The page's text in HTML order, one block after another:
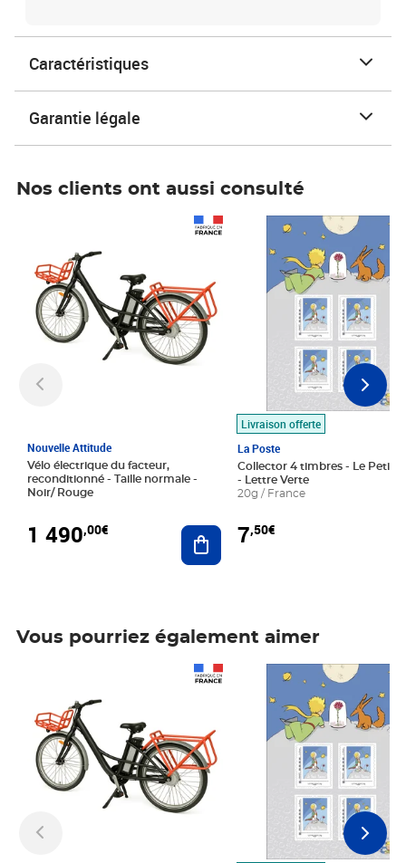
Caractéristiques
Garantie légale
Nos clients ont aussi consulté
Nouvelle Attitude
Vélo électrique du facteur,
reconditionné - Taille normale -
Noir/ Rouge
1 490,00€ Ajouter au panier
Livraison offerte
La Poste
Collector 4 timbres - Le Petit
- Lettre Verte
20g / France
7,50€
Prix 7,50€
Vous pourriez également aimer
Prix 7,50€